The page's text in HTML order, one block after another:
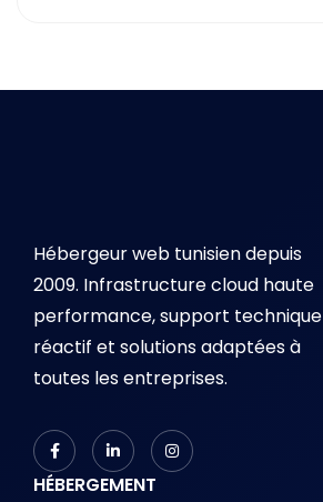
Hébergeur web tunisien depuis
2009. Infrastructure cloud haute
performance, support technique
réactif et solutions adaptées à
toutes les entreprises.
HÉBERGEMENT